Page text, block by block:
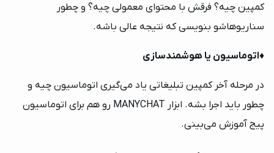
کمپین چیه؟ فرقش با محتوای معمولی چیه؟ و چطور
سناریوهاشو بنویسی که نتیجه عالی باشه.
♦️اتوماسیون یا هوشمندسازی
در مرحله آخر کمپین تبلیغاتی یاد می‌گیری اتوماسیون چیه و
چطور باید اجرا بشه. ابزار MANYCHAT رو هم برای اتوماسیون
پیج آموزش می‌بینی.